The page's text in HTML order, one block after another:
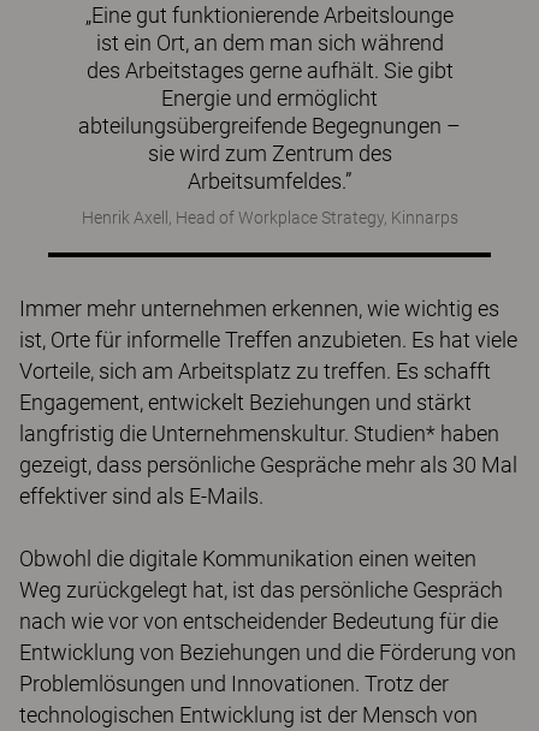
„Eine gut funktionierende Arbeitslounge
ist ein Ort, an dem man sich während
des Arbeitstages gerne aufhält. Sie gibt
Energie und ermöglicht
abteilungsübergreifende Begegnungen –
sie wird zum Zentrum des
Arbeitsumfeldes.”
Henrik Axell, Head of Workplace Strategy, Kinnarps
Immer mehr unternehmen erkennen, wie wichtig es
ist, Orte für informelle Treffen anzubieten. Es hat viele
Vorteile, sich am Arbeitsplatz zu treffen. Es schafft
Engagement, entwickelt Beziehungen und stärkt
langfristig die Unternehmenskultur. Studien* haben
gezeigt, dass persönliche Gespräche mehr als 30 Mal
effektiver sind als E-Mails.
Obwohl die digitale Kommunikation einen weiten
Weg zurückgelegt hat, ist das persönliche Gespräch
nach wie vor von entscheidender Bedeutung für die
Entwicklung von Beziehungen und die Förderung von
Problemlösungen und Innovationen. Trotz der
technologischen Entwicklung ist der Mensch von